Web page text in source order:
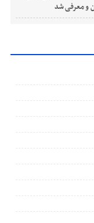
و معرفی شد